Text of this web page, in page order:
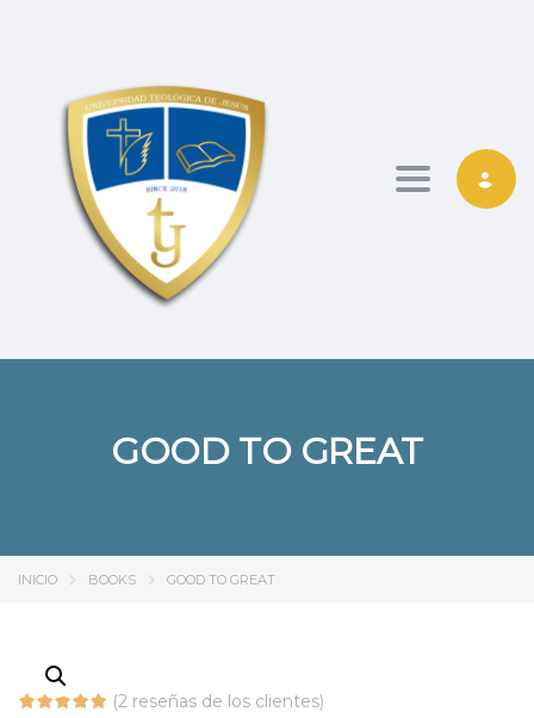
Toggle
GOOD TO GREAT
INICIO BOOKS GOOD TO GREAT
(2 reseñas de los clientes)